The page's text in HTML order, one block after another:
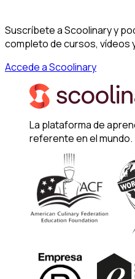
Suscríbete a Scoolinary y
completo de cursos, vídeos
Accede a Scoolinary
La plataforma de
referente en el mundo.